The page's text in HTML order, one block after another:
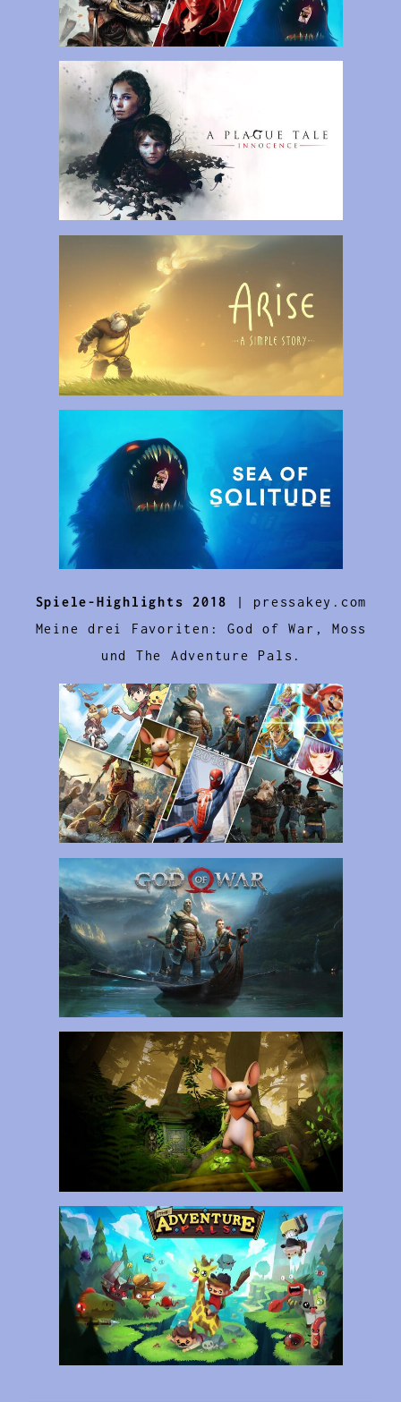
Spiele-Highlights 2018
| pressakey.com
Meine drei Favoriten: God of War, Moss
und The Adventure Pals.